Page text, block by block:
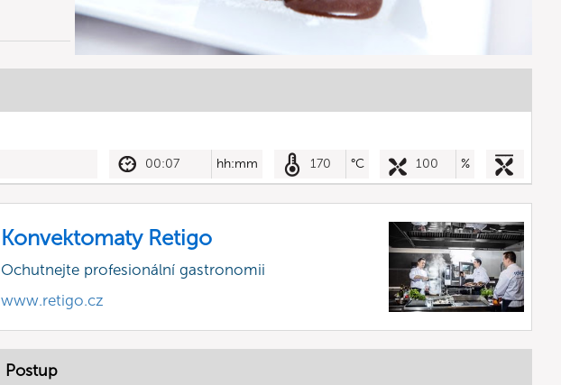
00:07 hh:mm 170 °C 100 %
Konvektomaty Retigo
Ochutnejte profesionální gastronomii
www.retigo.cz
Postup